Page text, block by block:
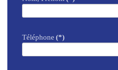
Téléphone (*)